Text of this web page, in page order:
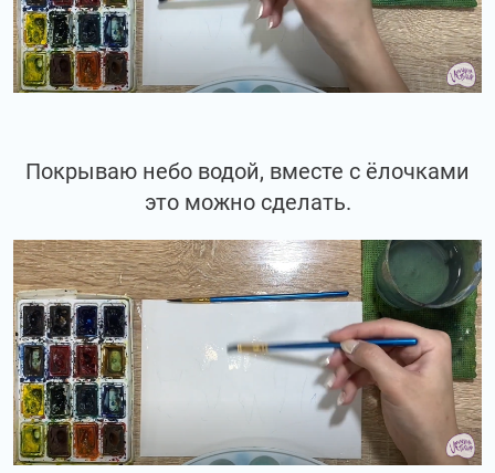
Покрываю небо водой, вместе с ёлочками
это можно сделать.